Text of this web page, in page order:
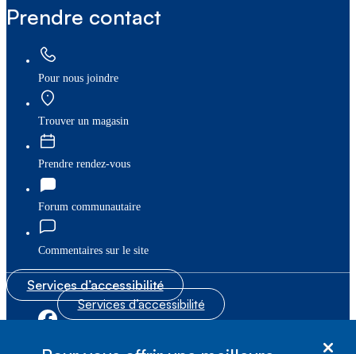
Prendre contact
Pour nous joindre
Trouver un magasin
Prendre rendez-vous
Forum communautaire
Commentaires sur le site
Services d’accessibilité
Services d’accessibilité